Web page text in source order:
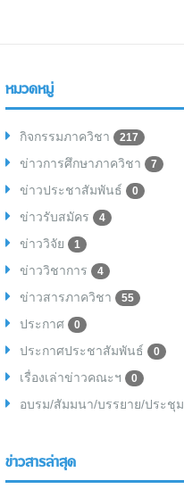
หมวดหมู่
กิจกรรมภาควิชา 217
ข่าวการศึกษาภาควิชา 7
ข่าวประชาสัมพันธ์ 0
ข่าวรับสมัคร 4
ข่าววิจัย 1
ข่าววิชาการ 4
ข่าวสารภาควิชา 55
ประกาศ 0
ประกาศประชาสัมพันธ์ 0
เรื่องเล่าข่าวคณะฯ 0
อบรม/สัมมนา/บรรยาย/ประชุม
ข่าวสารล่าสุด